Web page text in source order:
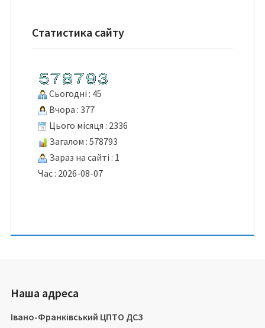
Статистика сайту
Сьогодні : 45
Вчора : 377
Цього місяця : 2336
Загалом : 578793
Зараз на сайті : 1
Час : 2026-08-07
Наша адреса
Івано-Франківський ЦПТО ДСЗ